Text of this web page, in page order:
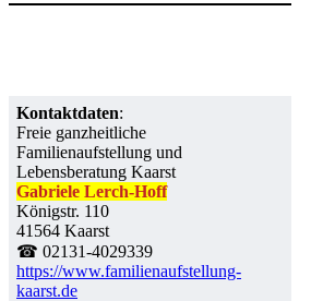
Kontaktdaten:
Freie ganzheitliche
Familienaufstellung und
Lebensberatung Kaarst
Gabriele Lerch-Hoff
Königstr. 110
41564 Kaarst
☎ 02131-4029339
https://www.familienaufstellung-
kaarst.de